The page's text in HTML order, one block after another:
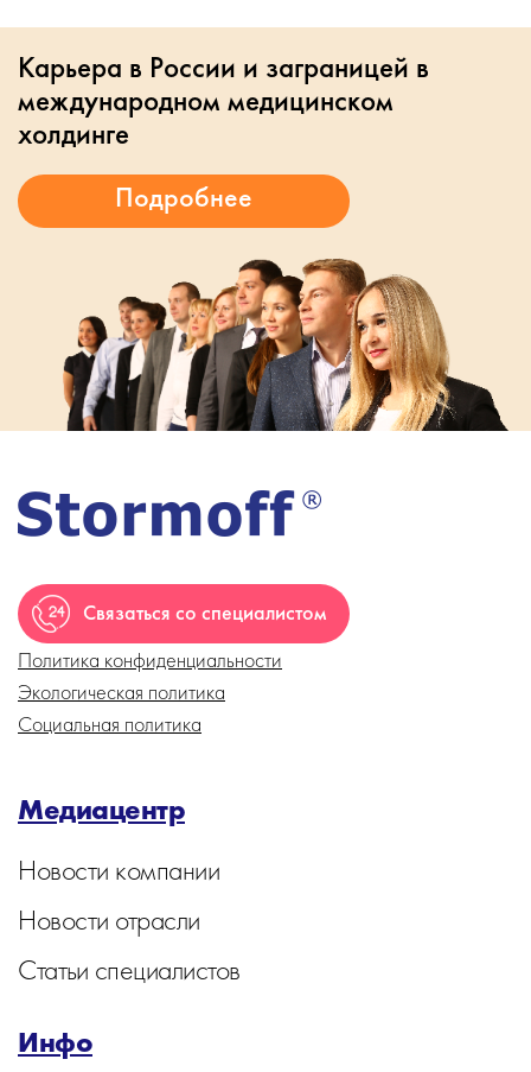
Карьера в России и заграницей в
международном медицинском
холдинге
Связаться со специалистом
Политика конфиденциальности
Экологическая политика
Социальная политика
Медиацентр
Новости компании
Новости отрасли
Статьи специалистов
Инфо